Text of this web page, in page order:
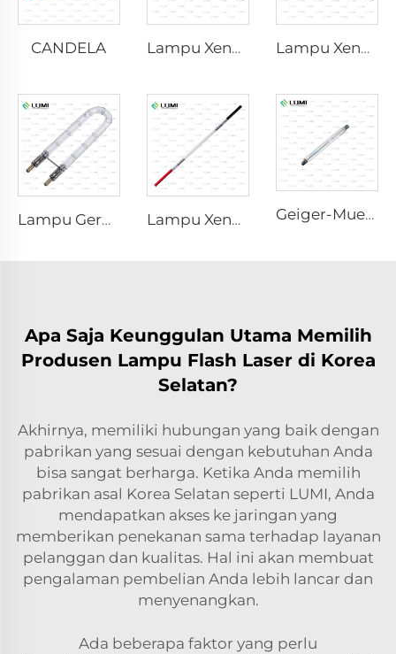
CANDELA Lampu Xenon IPL P1621 – 7×50×105 mm Lampu Xenon IPL P1491 – 9×45×95 mm
Lampu Germisida Pulsa Kuat L1890U – 9×40×140U mm Lampu Xenon Laser L2421-7×85×150 mm Geiger-Mueller M4011
Apa Saja Keunggulan Utama Memilih
Produsen Lampu Flash Laser di Korea
Selatan?
Akhirnya, memiliki hubungan yang baik dengan
pabrikan yang sesuai dengan kebutuhan Anda
bisa sangat berharga. Ketika Anda memilih
pabrikan asal Korea Selatan seperti LUMI, Anda
mendapatkan akses ke jaringan yang
memberikan penekanan sama terhadap layanan
pelanggan dan kualitas. Hal ini akan membuat
pengalaman pembelian Anda lebih lancar dan
menyenangkan.
Ada beberapa faktor yang perlu